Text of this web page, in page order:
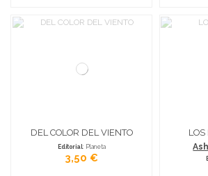
DEL COLOR DEL VIENTO
Editorial: Planeta
3,50 €
LOS